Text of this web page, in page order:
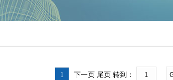
1 下一页 尾页 转到：